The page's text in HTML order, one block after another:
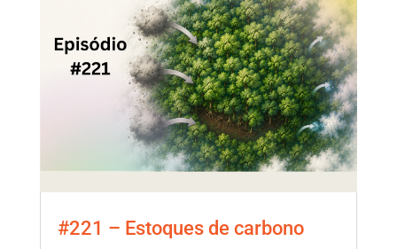
#221 – Estoques de carbono